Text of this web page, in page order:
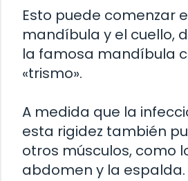
Esto puede comenzar
mandíbula y el cuello,
la famosa mandíbula
«trismo».
A medida que la
esta rigidez también
otros músculos, como
abdomen y la espalda.